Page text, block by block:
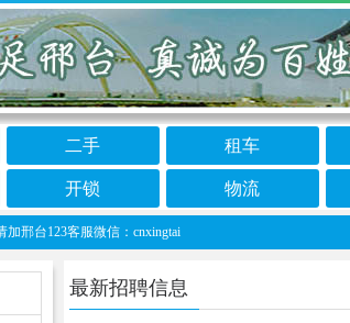
二手 租车
开锁 物流
台123客服微信：cnxingtai
最新招聘信息